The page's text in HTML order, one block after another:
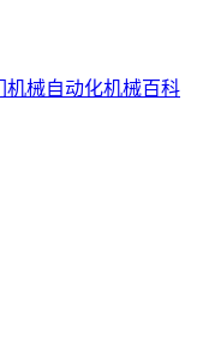
机械自动化机械百科